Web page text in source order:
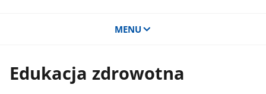
MENU
Edukacja zdrowotna